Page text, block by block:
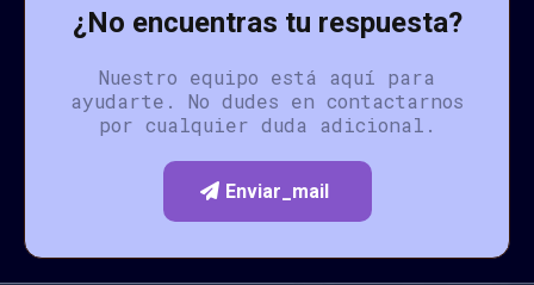
¿No encuentras tu respuesta?
Nuestro equipo está aquí para
ayudarte. No dudes en contactarnos
por cualquier duda adicional.
Enviar_mail